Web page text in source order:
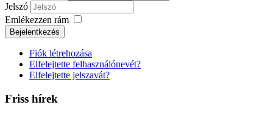
Jelszó
Emlékezzen rám
Fiók létrehozása
Elfelejtette felhasználónevét?
Elfelejtette jelszavát?
Friss hírek